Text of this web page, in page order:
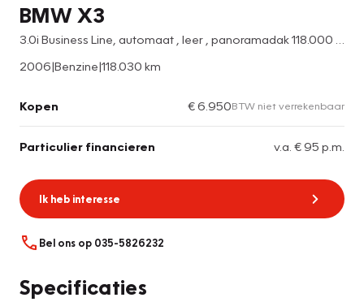
BMW X3
2006|Benzine|118.030 km
Kopen € 6.950BTW niet verrekenbaar
Particulier financieren v.a. € 95 p.m.
Ik heb interesse
Bel ons op 035-5826232
Specificaties